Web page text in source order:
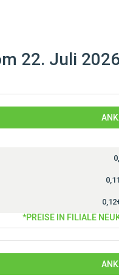
22. Juli
*PREISE IN FILIALE